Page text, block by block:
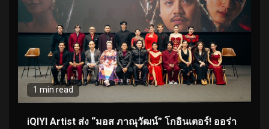
1 min read
iQIYI Artist ส่ง “มอส ภาณุวัฒน์” โกอินเตอร์! ออร่า